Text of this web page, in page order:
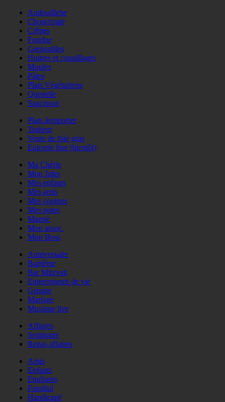
Andouillette
Choucroute
Crêpes
Fondue
Grenouilles
Huitres et coquillages
Moules
Pâtes
Plats Végétariens
Quenelle
Saucisson
Plats àemporter
Traiteur
Vente de foie gras
Epicerie fine (bientôt)
Ma Chérie
Mon Jules
Mes enfants
Mes amis
Mes copines
Mes potes
Mamie
Mon assoc.
Mon Boss
Anniversaire
Baptême
Bar Mitzvah
Enterrements de vie
Groupe
Mariage
Musique live
Affaires
Seminaire
Repas affaires
Amis
Enfants
Etudiants
Familial
Handicapé